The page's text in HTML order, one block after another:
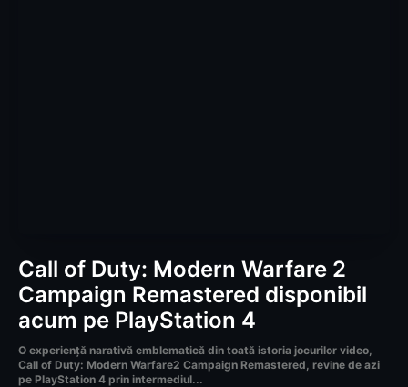
Call of Duty: Modern Warfare 2
Campaign Remastered disponibil
acum pe PlayStation 4
O experiență narativă emblematică din toată istoria jocurilor video,
Call of Duty: Modern Warfare2 Campaign Remastered, revine de azi
pe PlayStation 4 prin intermediul...